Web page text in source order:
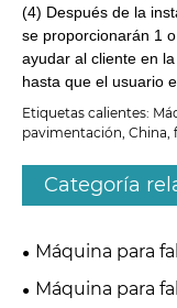
(4) Después de la
se proporcionarán 1
ayudar al cliente en
hasta que el usuario
Etiquetas calientes:
pavimentación, China,
Categoría
Máquina para
Máquina para